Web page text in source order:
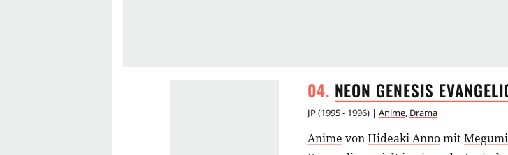
NEON GENESIS
JP(1995 - 1996) | Anime, Drama
Anime vonHideaki Annomit